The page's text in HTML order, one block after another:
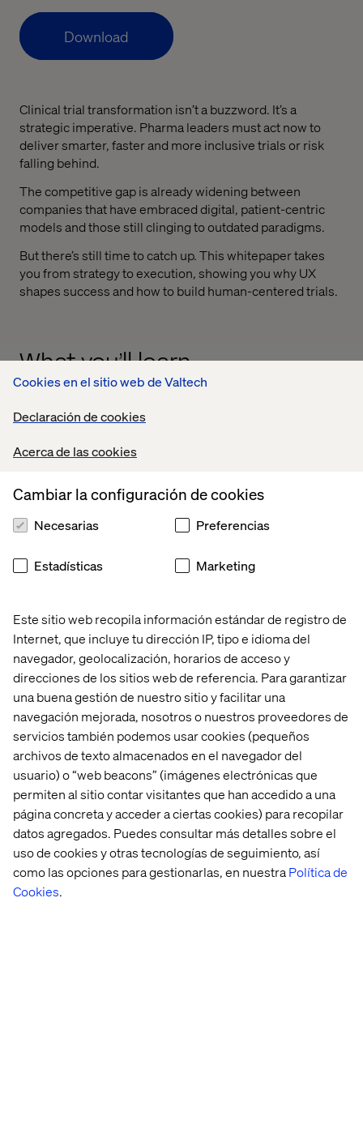
Cookies en el sitio web de Valtech
Declaración de cookies
Acerca de las cookies
Este sitio web recopila información estándar de registro de
Internet, que incluye tu dirección IP, tipo e idioma del
navegador, geolocalización, horarios de acceso y
direcciones de los sitios web de referencia. Para garantizar
una buena gestión de nuestro sitio y facilitar una
navegación mejorada, nosotros o nuestros proveedores de
servicios también podemos usar cookies (pequeños
archivos de texto almacenados en el navegador del
usuario) o “web beacons” (imágenes electrónicas que
permiten al sitio contar visitantes que han accedido a una
página concreta y acceder a ciertas cookies) para recopilar
datos agregados. Puedes consultar más detalles sobre el
uso de cookies y otras tecnologías de seguimiento, así
como las opciones para gestionarlas, en nuestraPolítica de
Cookies.
Cambiar la configuración de cookies
Necesarias Preferencias
Estadísticas Marketing
Download
Clinical trial transformation isn’t a buzzword. It’s a
strategic imperative. Pharma leaders must act now to
deliver smarter, faster and more inclusive trials or risk
falling behind.
The competitive gap is already widening between
companies that have embraced digital, patient-centric
models and those still clinging to outdated paradigms.
But there’s still time to catch up. This whitepaper takes
you from strategy to execution, showing you why UX
shapes success and how to build human-centered trials.
What you’ll learn
How to operationalize UX across the clinical trial
purpose
Who this paper is for
This paper is essential reading for pharma leaders
looking to compete in tomorrow’s trial environment and
make research more effective, ethical and inclusive.
Download the whitepaper
Get your copy of